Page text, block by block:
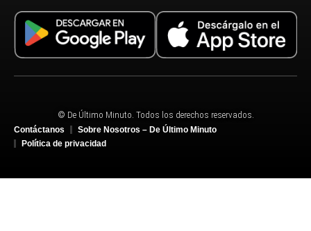
© De Último Minuto. Todos los derechos reservados.
Contáctanos
Sobre Nosotros – De Último Minuto
Política de privacidad